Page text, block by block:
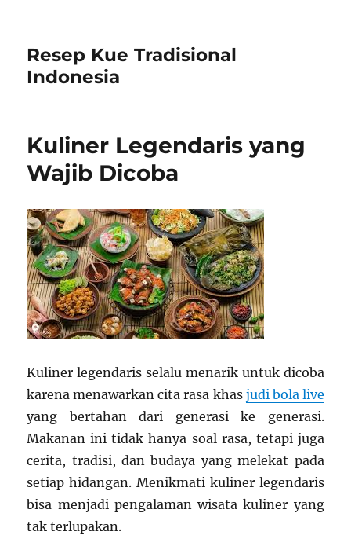
Resep Kue Tradisional
Indonesia
Kuliner Legendaris yang
Wajib Dicoba
Kuliner legendaris selalu menarik untuk dicoba
karena menawarkan cita rasa khas judi bola live
yang bertahan dari generasi ke generasi.
Makanan ini tidak hanya soal rasa, tetapi juga
cerita, tradisi, dan budaya yang melekat pada
setiap hidangan. Menikmati kuliner legendaris
bisa menjadi pengalaman wisata kuliner yang
tak terlupakan.